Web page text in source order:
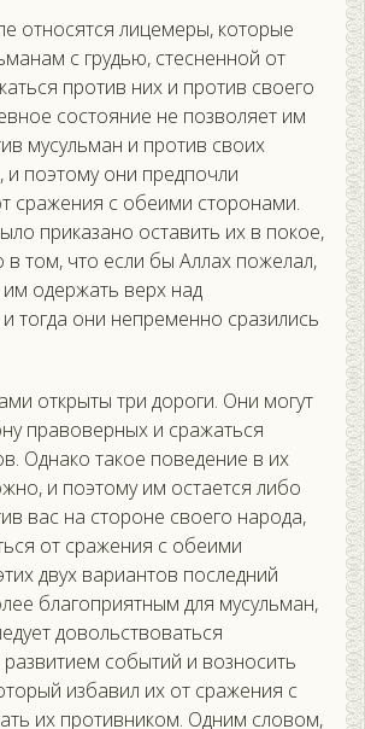
относятся лицемеры, которые
с грудью, стесненной от
против них и против своего
состояние не позволяет им
мусульман и против своих
и поэтому они предпочли
сражения с обеими сторонами.
приказано оставить их в покое,
в том, что если бы Аллах пожелал,
одержать верх над
тогда они непременно сразились
открыты три дороги. Они могут
правоверных и сражаться
Однако такое поведение в их
и поэтому им остается либо
вас на стороне своего народа,
от сражения с обеими
двух вариантов последний
благоприятным для мусульман,
довольствоваться
событий и возносить
избавил их от сражения с
их противником. Одним словом,